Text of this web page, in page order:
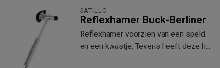
SATILLO
Reflexhamer Buck-Berliner
Reflexhamer voorzien van een speld
en een kwastje. Tevens heeft deze h...